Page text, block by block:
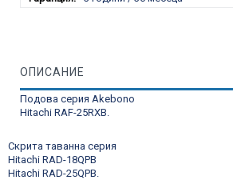
ОПИСАНИЕ
Подова серия Akebono
Hitachi RAF-25RXB
Скрита таванна серия
Hitachi RAD-18QPB
Hitachi RAD-25QPB